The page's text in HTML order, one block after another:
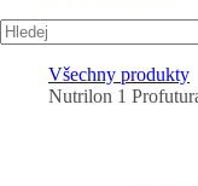
Všechny produkty
Nutrilon 1